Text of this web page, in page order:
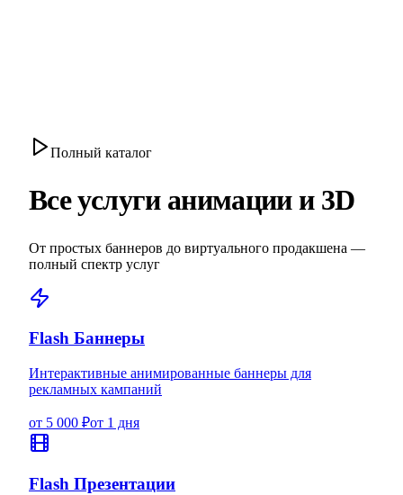
Полный каталог
Все услуги анимации и 3D
От простых баннеров до виртуального продакшена —
полный спектр услуг
Flash Баннеры
Интерактивные анимированные баннеры для
рекламных кампаний
от 5 000 ₽от 1 дня
Flash Презентации